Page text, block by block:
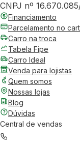
CNPJ nº
Financiamento
Parcelamento no
Carro na troca
Tabela Fipe
Carro Ideal
Venda para lojistas
Quem somos
Nossas lojas
Blog
Dúvidas
Central de vendas